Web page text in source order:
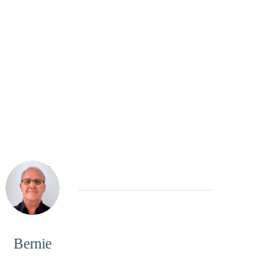
Bernie